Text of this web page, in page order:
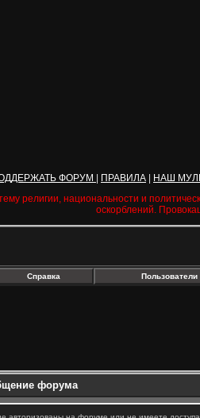
ФОРУМ ПРАВИЛА
НАШ
религии, национальности и
оскорблений.
Справка Пользователи
форума